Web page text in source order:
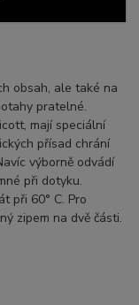
obsah, ale také na
pratelné.
mají speciální
přísad chrání
výborně odvádí
při dotyku.
při 60° C. Pro
zipem na dvě části.